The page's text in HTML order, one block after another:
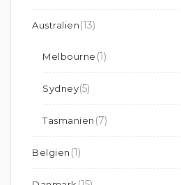
Australien(13)
Melbourne (1)
Sydney(5)
Tasmanien (7)
Belgien (1)